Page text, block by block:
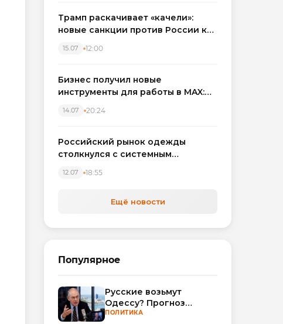
Трамп раскачивает «качели»:
новые санкции против России как
15.07 12:00
Бизнес получил новые
инструменты для работы в MAX:
автоматизируют обработку
14.07 20:24
Российский рынок одежды
столкнулся с системным
12.07 18:55
Ещё новости
Популярное
Русские возьмут
Одессу? Прогноз
Миршаймера
ПОЛИТИКА